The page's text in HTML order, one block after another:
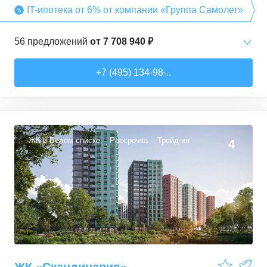
IT-ипотека от 6% от компании «Группа Самолет»
56 предложений от 7 708 940 ₽
34,71–49,54м² 22 предложения
2-комн. кв.
50,6–60,29
3-комн. кв. от16 491 230 ₽
74,3–94,8м² 22 предложения
+7 (495) 134-98-..
ЖК в Белом списке Рассрочка Трейд-ин 4